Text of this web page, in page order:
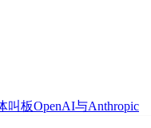
叫板OpenAI与Anthropic